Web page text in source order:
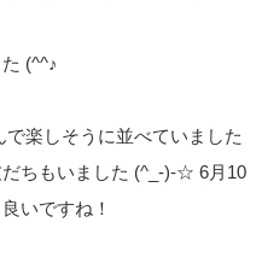
(^^♪
楽しそうに並べていました
ちもいました (^_-)-☆ 6月10
いですね！